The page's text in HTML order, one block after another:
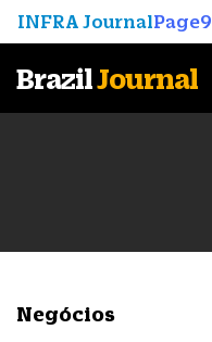
INFRA JournalPage9
BrazilJournal
Negócios